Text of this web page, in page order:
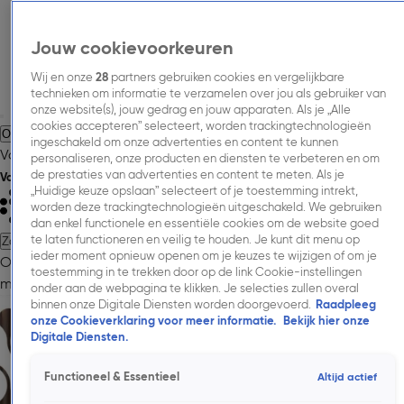
Over Talpa Media. Adverteren. Inspiratie. Nieuws. Inkoopinformatie.
Vacatures.Contact.
Volg Talpa Media
Zoeken
Over Talpa Media.Adverteren.Onze
merken.Cases.Onderzoeken.Nieuws. Inkoopinformatie.
Jouw cookievoorkeuren
Wij en onze 28partners gebruiken cookies en vergelijkbare
technieken om informatie te verzamelen over jou als gebruiker van
onze website(s), jouw gedrag en jouw apparaten. Als je „Alle
cookies accepteren” selecteert, worden trackingtechnologieën
ingeschakeld om onze advertenties en content te kunnen
personaliseren, onze producten en diensten te verbeteren en om
de prestaties van advertenties en content te meten. Als je
„Huidige keuze opslaan” selecteert of je toestemming intrekt,
worden deze trackingtechnologieën uitgeschakeld. We gebruiken
dan enkel functionele en essentiële cookies om de website goed
te laten functioneren en veilig te houden. Je kunt dit menu op
ieder moment opnieuw openen om je keuzes te wijzigen of om je
toestemming in te trekken door op de link Cookie-instellingen
onder aan de webpagina te klikken. Je selecties zullen overal
binnen onze Digitale Diensten worden doorgevoerd. Raadpleeg
onze Cookieverklaring voor meer informatie.
Bekijk hier onze
Digitale Diensten.
Functioneel & Essentieel Altijd actief